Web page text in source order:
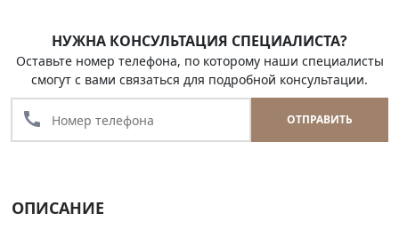
НУЖНА КОНСУЛЬТАЦИЯ СПЕЦИАЛИСТА?
Оставьте номер телефона, по которому наши специалисты
смогут с вами связаться для подробной консультации.
call ОТПРАВИТЬ
ОПИСАНИЕ